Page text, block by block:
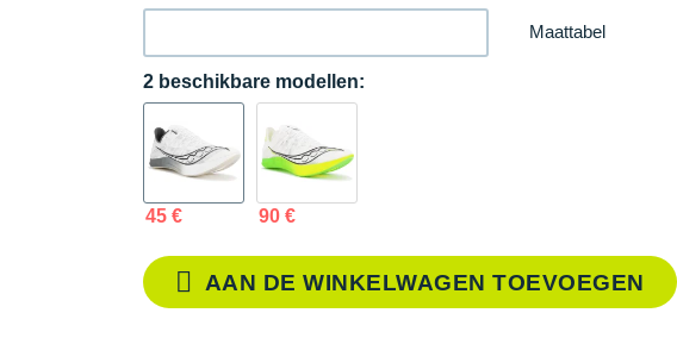
Maattabel
2 beschikbare modellen:
45 € 90 €
AAN DE WINKELWAGEN TOEVOEGEN